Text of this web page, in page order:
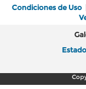
Condiciones de Uso